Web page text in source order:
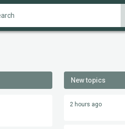
New topics
2 hours ago